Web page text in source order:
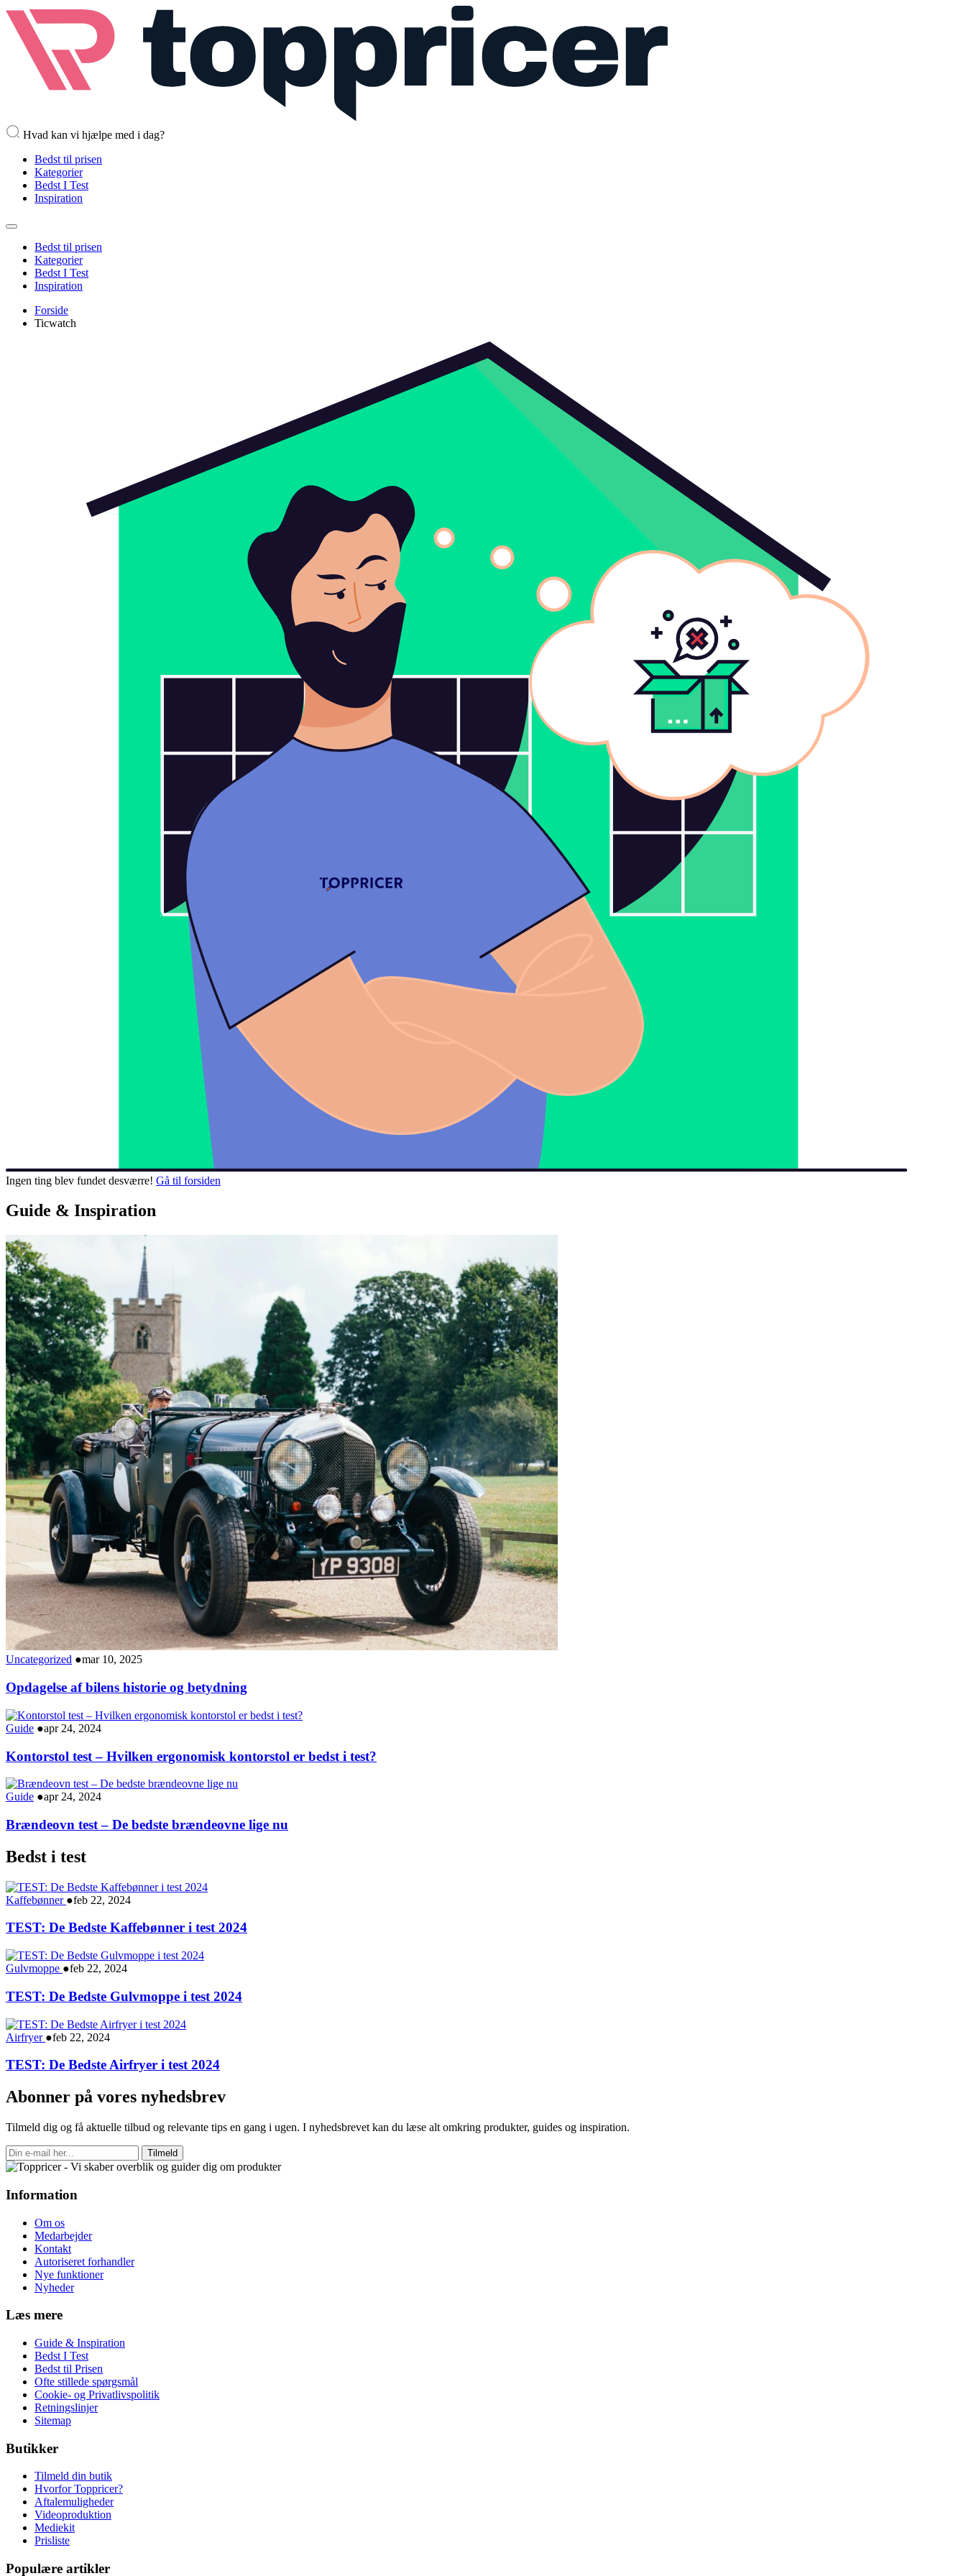
Hvad kan vi hjælpe med i dag?
Bedst til prisen
Kategorier
Bedst I Test
Inspiration
Bedst til prisen
Kategorier
Bedst I Test
Inspiration
Forside
Ticwatch
Ingen ting blev fundet desværre! Gå til forsiden
Guide & Inspiration
Uncategorized ●mar 10, 2025
Opdagelse af bilens historie og betydning
Guide ●apr 24, 2024
Kontorstol test – Hvilken ergonomisk kontorstol er bedst i test?
Guide ●apr 24, 2024
Brændeovn test – De bedste brændeovne lige nu
Bedst i test
Kaffebønner ●feb 22, 2024
TEST: De Bedste Kaffebønner i test 2024
Gulvmoppe ●feb 22, 2024
TEST: De Bedste Gulvmoppe i test 2024
Airfryer ●feb 22, 2024
TEST: De Bedste Airfryer i test 2024
Abonner på vores nyhedsbrev
Tilmeld dig og få aktuelle tilbud og relevante tips en gang i ugen. I nyhedsbrevet kan du læse alt omkring produkter, guides og inspiration.
Tilmeld
Information
Om os
Medarbejder
Kontakt
Autoriseret forhandler
Nye funktioner
Nyheder
Læs mere
Guide & Inspiration
Bedst I Test
Bedst til Prisen
Ofte stillede spørgsmål
Cookie- og Privatlivspolitik
Retningslinjer
Sitemap
Butikker
Tilmeld din butik
Hvorfor Toppricer?
Aftalemuligheder
Videoproduktion
Mediekit
Prisliste
Populære artikler